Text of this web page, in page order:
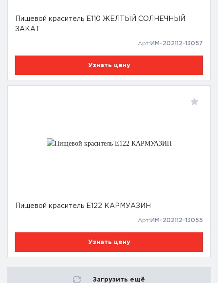
Пищевой краситель Е110 ЖЕЛТЫЙ СОЛНЕЧНЫЙ
ЗАКАТ
Арт: ИМ-202112-13057
Узнать цену
Пищевой краситель Е122 КАРМУАЗИН
Арт: ИМ-202112-13055
Узнать цену
Загрузить ещё